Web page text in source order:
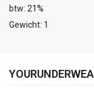
btw: 21%
Gewicht: 1